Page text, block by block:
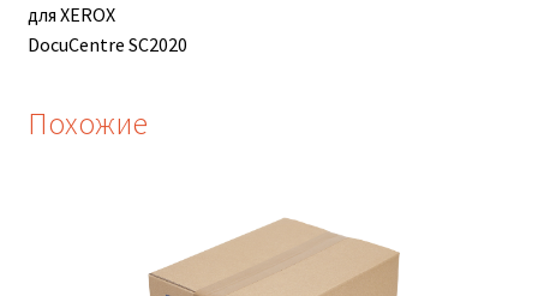
для XEROX
DocuCentre SC2020
Похожие